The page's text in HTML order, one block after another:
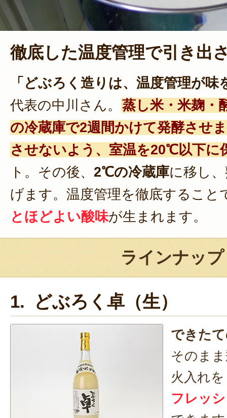
徹底した温度管理で引き出
「どぶろく造りは、温度管理が味
代表の中川さん。 蒸し米・米麹・
の冷蔵庫で2週間かけて発酵させ
させないよう、室温を20℃以下に
ト。その後、 2℃の冷蔵庫に移し
げます。温度管理を徹底すること
とほどよい酸味が生まれます。
ラインナップ
1. どぶろく卓（生）
できた
そのま
火入れ
フレッ